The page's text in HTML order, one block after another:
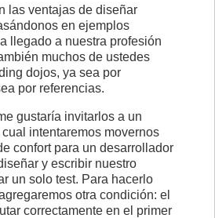
las ventajas de diseñar
en ejemplos
llegado a nuestra profesión
muchos de ustedes
dojos, ya sea por
por referencias.
gustaría invitarlos a un
intentaremos movernos
confort para un desarrollador
y escribir nuestro
un solo test. Para hacerlo
otra condición: el
correctamente en el primer